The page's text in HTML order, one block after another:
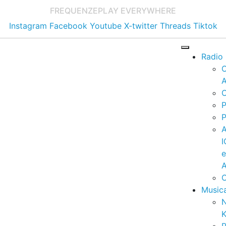
FREQUENZEPLAY EVERYWHERE
Instagram Facebook Youtube X-twitter Threads Tiktok
Radio
e